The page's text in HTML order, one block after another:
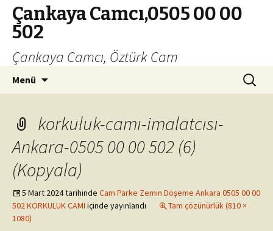
Çankaya Camcı,0505 00 00
502
Çankaya Camcı, Öztürk Cam
Menü Arama:
korkuluk-camı-imalatcısı-
Ankara-0505 00 00 502 (6)
(Kopyala)
5 Mart 2024tarihinde Cam Parke Zemin Döşeme Ankara 0505 00 00
502 KORKULUK CAMI içinde yayınlandı
Tam çözünürlük (810 ×
1080)